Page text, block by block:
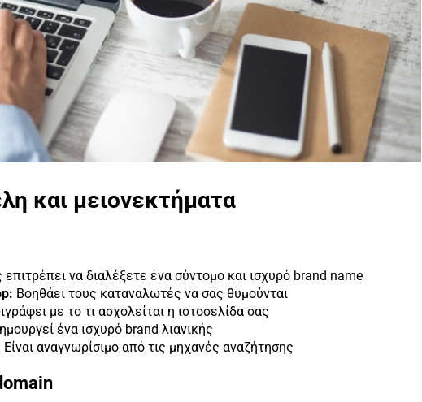
και μειονεκτήματα
επιτρέπει να διαλέξετε ένα σύντομο και ισχυρό brand name
Βοηθάει τους καταναλωτές να σας θυμούνται
με το τι ασχολείται η ιστοσελίδα σας
ένα ισχυρό brand λιανικής
Είναι αναγνωρίσιμο από τις μηχανές αναζήτησης